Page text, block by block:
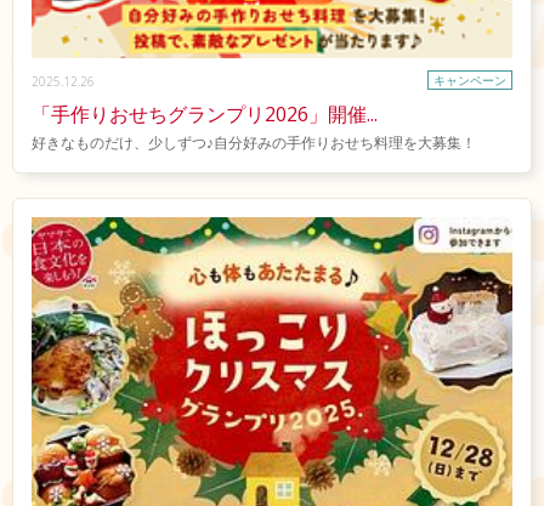
2025.12.26 キャンペーン
「手作りおせちグランプリ2026」開催...
好きなものだけ、少しずつ♪自分好みの手作りおせち料理を大募集！